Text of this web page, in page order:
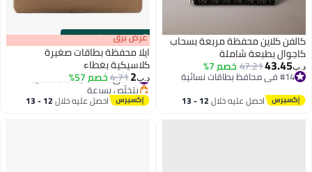
كالفن كلاين محفظة مربعة بسحاب
كاجوال بطبعة شاملة
د.ب‏43.45
47.21خصم 7%
#14 في محافظ بطاقات نسائية
احصل عليه خلال 12 - 13
00m:00s
·باقي 100% عرض برق
ايلا محفظة بطاقات صغيرة
كلاسيكية بغطاء
د.ب‏2
4.71خصم 57% #7 في محافظ بطاقات نسائية
بتخلّص بسرعة
#7 في محافظ بطاقات نسائية احصل عليه خلال 12 - 13